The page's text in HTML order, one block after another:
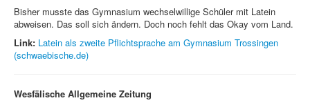
Bisher musste das Gymnasium wechselwillige Schüler mit Latein
abweisen. Das soll sich ändern. Doch noch fehlt das Okay vom Land.
Link: Latein als zweite Pflichtsprache am Gymnasium Trossingen
(schwaebische.de)
Wesfälische Allgemeine Zeitung